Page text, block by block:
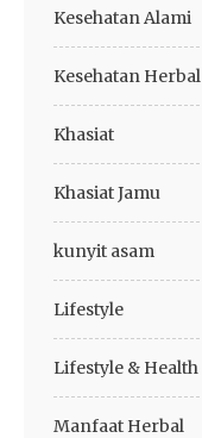
Kesehatan Alami
Kesehatan Herbal
Khasiat
Khasiat Jamu
kunyit asam
Lifestyle
Lifestyle & Health
Manfaat Herbal